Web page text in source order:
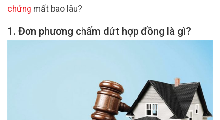
chứng mất bao lâu?
1. Đơn phương chấm dứt hợp đồng là gì?